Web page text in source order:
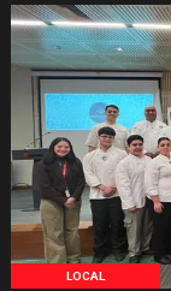
LOCAL